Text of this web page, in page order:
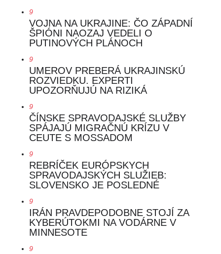
9
VOJNA NA UKRAJINE: ČO ZÁPADNÍ
ŠPIÓNI NAOZAJ VEDELI O
PUTINOVÝCH PLÁNOCH
9
UMEROV PREBERÁ UKRAJINSKÚ
ROZVIEDKU. EXPERTI
UPOZORŇUJÚ NA RIZIKÁ
9
ČÍNSKE SPRAVODAJSKÉ SLUŽBY
SPÁJAJÚ MIGRAČNÚ KRÍZU V
CEUTE S MOSSADOM
9
REBRÍČEK EURÓPSKYCH
SPRAVODAJSKÝCH SLUŽIEB:
SLOVENSKO JE POSLEDNÉ
9
IRÁN PRAVDEPODOBNE STOJÍ ZA
KYBERÚTOKMI NA VODÁRNE V
MINNESOTE
9